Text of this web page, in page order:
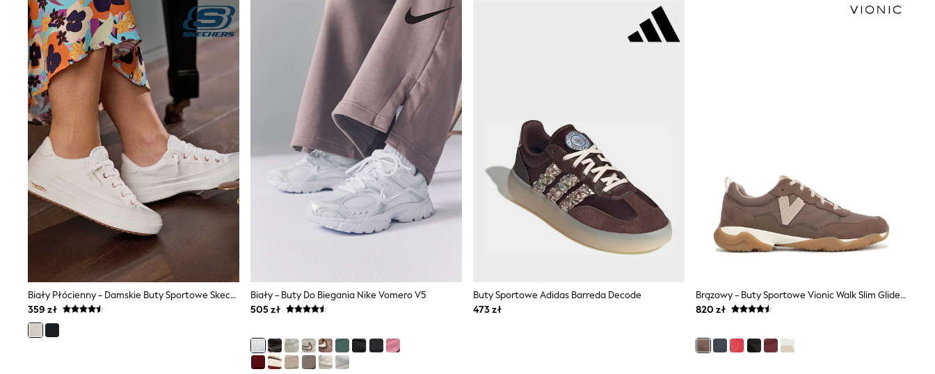
Toy Story
THE SET
50 - 92cm
98 - 110cm
116 - 134cm
140 - 174cm
All Clothing
T-Shirts
Dresses
Shorts & Skirts
Coats & Jackets
Sweatshirts & Hoodies
Knitwear
Sets & Outfits
Tops
Nightwear & Pyjamas
Trousers & Leggings
Shirts & Blouses
Jumpsuits & Playsuits
Multipacks
All Holiday Shop
Tops
Dresses
Shorts
Biały Płócienny - Damskie Buty Sportowe Skechers Arcade
359 zł
Biały - Buty Do Biegania Nike Vomero V5
505 zł
Buty Sportowe Adidas Barreda Decode
473 zł
Brązowy - Buty Sportowe Vionic Walk Slim Glide O Szerokim Kroju Z Wsparciem Łuku Stopy
820 zł